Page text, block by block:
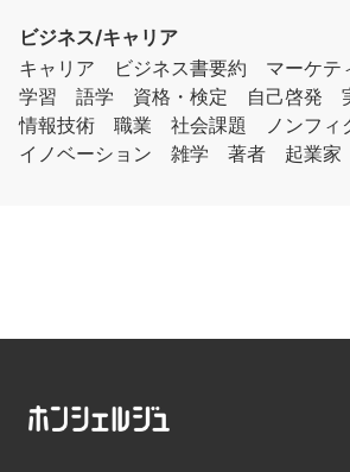
ビジネス/キャリア
キャリア
ビジネス書要約 マーケテ
学習
語学 資格・検定 自己啓発
情報技術
職業 社会課題
ノンフィ
イノベーション
雑学 著者 起業家